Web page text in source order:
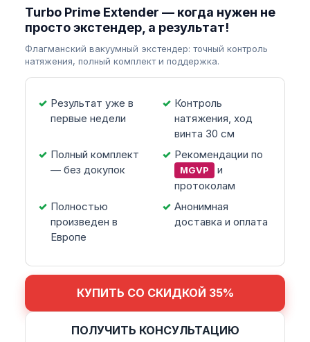
Turbo Prime Extender — когда нужен не
просто экстендер, а результат!
Флагманский вакуумный экстендер: точный контроль
натяжения, полный комплект и поддержка.
Результат уже в
первые недели
Контроль
натяжения, ход
винта 30 см
Полный комплект
— без докупок
Рекомендации по
MGVP
и
протоколам
Полностью
произведен в
Европе
Анонимная
доставка и оплата
КУПИТЬ СО СКИДКОЙ 35%
ПОЛУЧИТЬ КОНСУЛЬТАЦИЮ